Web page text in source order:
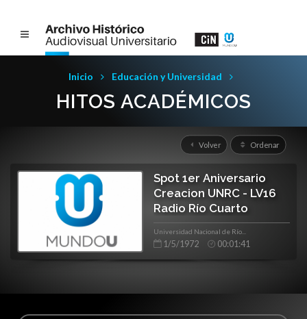
Inicio Educación y Universidad
HITOS ACADÉMICOS
Volver Ordenar
Spot 1er Aniversario
Creacion UNRC - LV16
Radio Río Cuarto
Universidad Nacional de Río...
1/5/1972 00:01:41